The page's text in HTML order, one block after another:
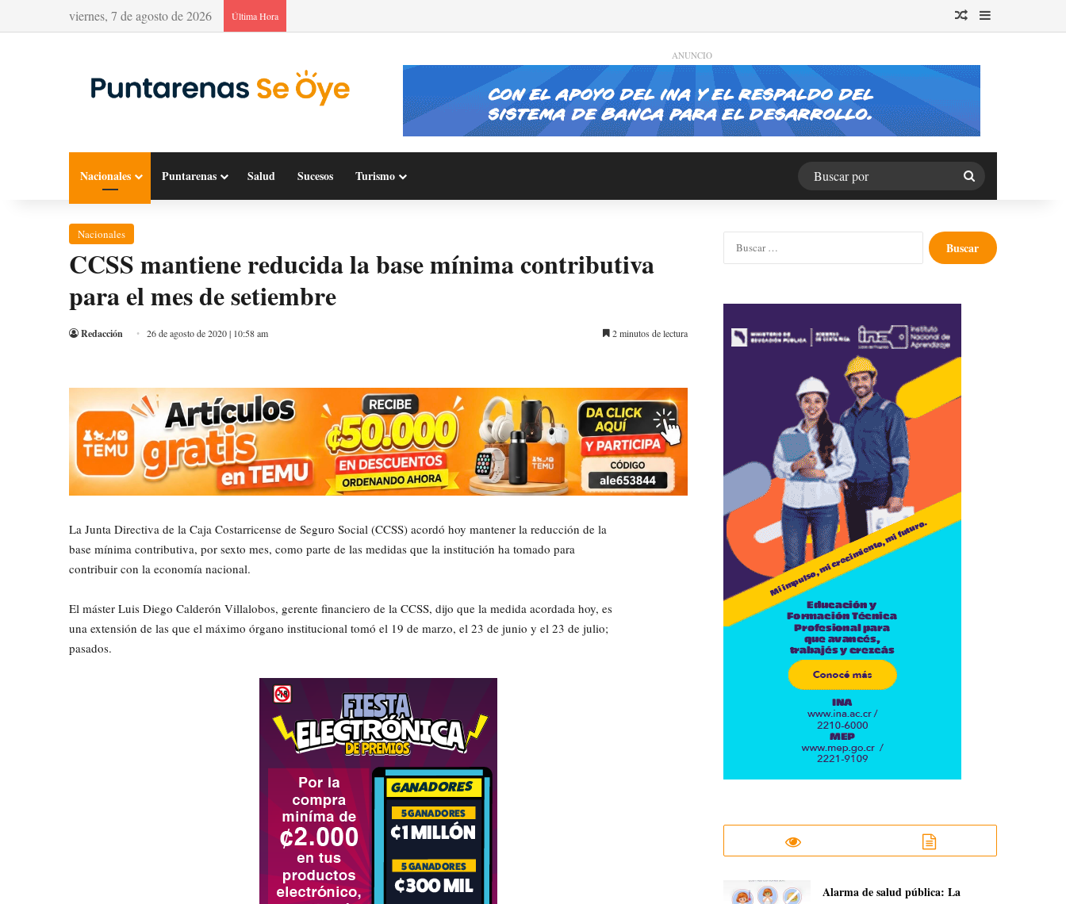
viernes, 7 de agosto de 2026 Última Hora Publicación al azar
Barra lateral
ANUNCIO
Nacionales Puntarenas Salud Sucesos Turismo
Buscar
por
Nacionales
CCSS mantiene reducida la base mínima contributiva
para el mes de setiembre
Redacción 26 de agosto de 2020 | 10:58 am 2 minutos de lectura
La Junta Directiva de la Caja Costarricense de Seguro Social (CCSS) acordó hoy mantener la reducción de la
base mínima contributiva, por sexto mes, como parte de las medidas que la institución ha tomado para
contribuir con la economía nacional.
El máster Luis Diego Calderón Villalobos, gerente financiero de la CCSS, dijo que la medida acordada hoy, es
una extensión de las que el máximo órgano institucional tomó el 19 de marzo, el 23 de junio y el 23 de julio;
pasados.
Buscar:
​Alarma de salud pública: La